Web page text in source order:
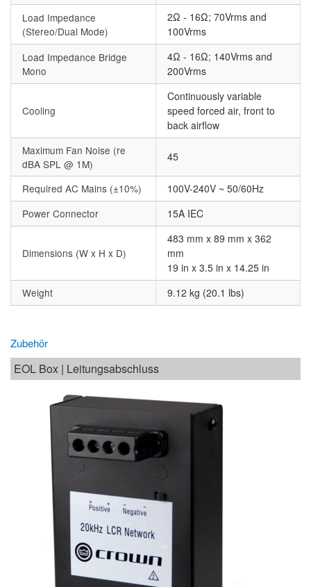
Load Impedance
(Stereo/Dual Mode)
2Ω - 16Ω; 70Vrms and
100Vrms
Load Impedance Bridge
Mono
4Ω - 16Ω; 140Vrms and
200Vrms
Cooling
Continuously variable
speed forced air, front to
back airflow
Maximum Fan Noise (re
dBA SPL @ 1M)
45
Required AC Mains (±10%)
100V-240V ~ 50/60Hz
Power Connector
15A IEC
Dimensions (W x H x D)
483 mm x 89 mm x 362
mm
19 in x 3.5 in x 14.25 in
Weight
9.12 kg (20.1 lbs)
Zubehör
EOL Box | Leitungsabschluss